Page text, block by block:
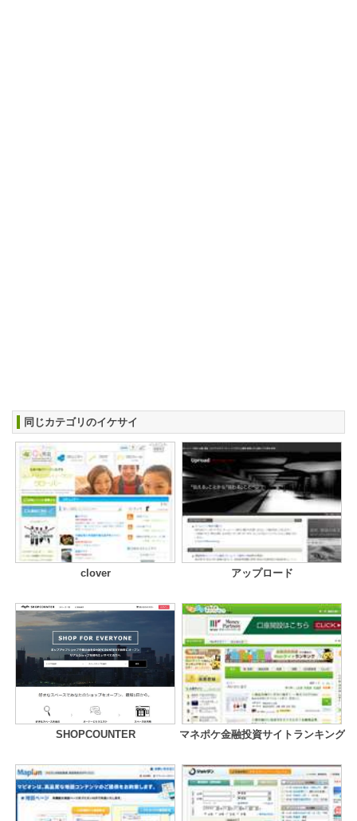
同じカテゴリのイケサイ
clover アップロード
SHOPCOUNTER マネポケ金融投資サイトランキング